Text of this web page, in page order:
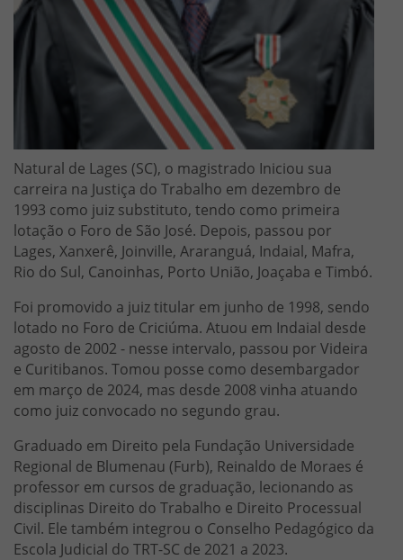
Natural de Lages (SC), o magistrado Iniciou sua
carreira na Justiça do Trabalho em dezembro de
1993 como juiz substituto, tendo como primeira
lotação o Foro de São José. Depois, passou por
Lages, Xanxerê, Joinville, Araranguá, Indaial, Mafra,
Rio do Sul, Canoinhas, Porto União, Joaçaba e Timbó.
Foi promovido a juiz titular em junho de 1998, sendo
lotado no Foro de Criciúma. Atuou em Indaial desde
agosto de 2002 - nesse intervalo, passou por Videira
e Curitibanos. Tomou posse como desembargador
em março de 2024, mas desde 2008 vinha atuando
como juiz convocado no segundo grau.
Graduado em Direito pela Fundação Universidade
Regional de Blumenau (Furb), Reinaldo de Moraes é
professor em cursos de graduação, lecionando as
disciplinas Direito do Trabalho e Direito Processual
Civil. Ele também integrou o Conselho Pedagógico da
Escola Judicial do TRT-SC de 2021 a 2023.